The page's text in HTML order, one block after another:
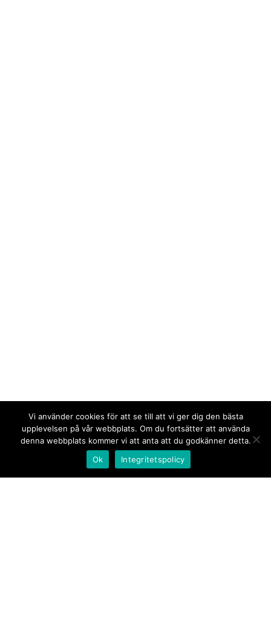
Vi använder cookies för att se till att vi ger dig den bästa
upplevelsen på vår webbplats. Om du fortsätter att använda
denna webbplats kommer vi att anta att du godkänner detta.
Ok
Integritetspolicy